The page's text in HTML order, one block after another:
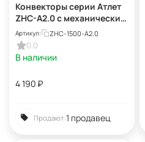
Конвекторы серии Атлет
ZHC-A2.0 с механическим
управлением ZHC-1500
A2.0
Артикул: ZHC-1500-A2.0
0.0
В наличии
4 190 ₽
Продают:1 продавец